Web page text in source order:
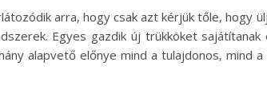
arra, hogy csak azt kérjük tőle, hogy
Egyes gazdik új trükköket
alapvető előnye mind a tulajdonos, mind